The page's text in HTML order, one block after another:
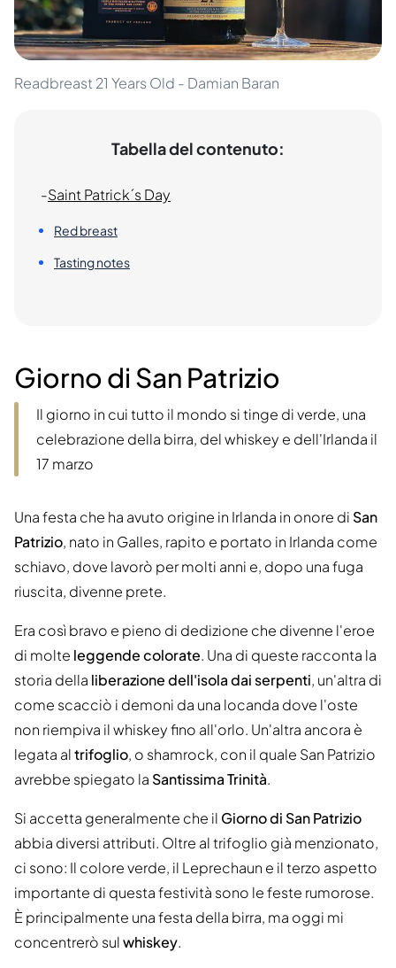
Readbreast 21 Years Old - Damian Baran
Tabella del contenuto:
-Saint Patrick´s Day
Red breast
Tasting notes
Giorno di San Patrizio
Il giorno in cui tutto il mondo si tinge di verde, una
celebrazione della birra, del whiskey e dell'Irlanda il
17 marzo
Una festa che ha avuto origine in Irlanda in onore di San
Patrizio, nato in Galles, rapito e portato in Irlanda come
schiavo, dove lavorò per molti anni e, dopo una fuga
riuscita, divenne prete.
Era così bravo e pieno di dedizione che divenne l'eroe
di molte leggende colorate. Una di queste racconta la
storia della liberazione dell'isola dai serpenti, un'altra di
come scacciò i demoni da una locanda dove l'oste
non riempiva il whiskey fino all'orlo. Un'altra ancora è
legata altrifoglio, o shamrock, con il quale San Patrizio
avrebbe spiegato la Santissima Trinità.
Si accetta generalmente che il Giorno di San Patrizio
abbia diversi attributi. Oltre al trifoglio già menzionato,
ci sono: Il colore verde, il Leprechaun e il terzo aspetto
importante di questa festività sono le feste rumorose.
È principalmente una festa della birra, ma oggi mi
concentrerò sulwhiskey.